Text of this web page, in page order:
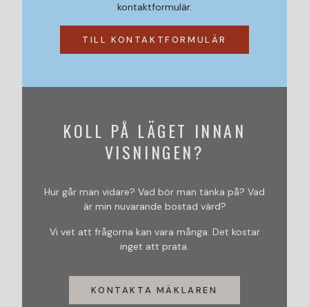
KOLL PÅ LÄGET INNAN
VISNINGEN?
Hur går man vidare? Vad bör man tänka på? Vad
är min nuvarande bostad värd?
Vi vet att frågorna kan vara många. Det kostar
inget att prata.
KONTAKTA MÄKLAREN
kontaktformulär.
TILL KONTAKTFORMULÄR